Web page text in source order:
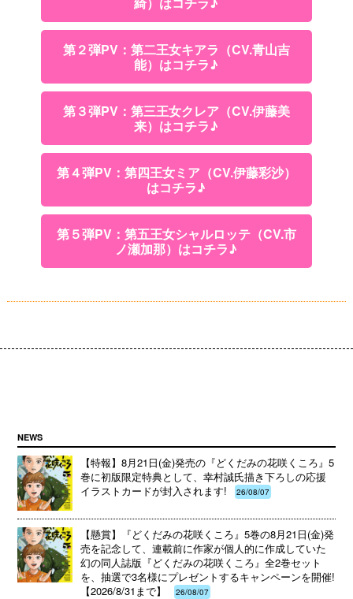
第２弾PV：第二王女キアラ（CV.青山吉
能）はコチラ♪
第３弾PV：第三王女クレア（CV.伊藤美
来）はコチラ♪
第４弾PV：第四王女ミア（CV.伊藤彩沙）
はコチラ♪
第５弾PV：第五王女シャルロッテ（CV.市
ノ瀬加那）はコチラ♪
NEWS
【特報】8月21日(金)発売の『どくだみの花咲くころ』5
巻に初版限定特典として、幸村誠氏描き下ろしの応援
イラストカードが封入されます!
26/08/07
【懸賞】『どくだみの花咲くころ』5巻の8月21日(金)発
売を記念して、連載前に作家が個人的に作成していた
幻の同人誌版『どくだみの花咲くころ』全2巻セット
を、抽選で3名様にプレゼントするキャンペーンを開催!
【2026/8/31まで】
26/08/07